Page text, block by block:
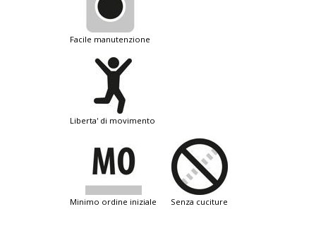
facile manutenzione
liberta' di movimento
minimo ordine iniziale senza cuciture